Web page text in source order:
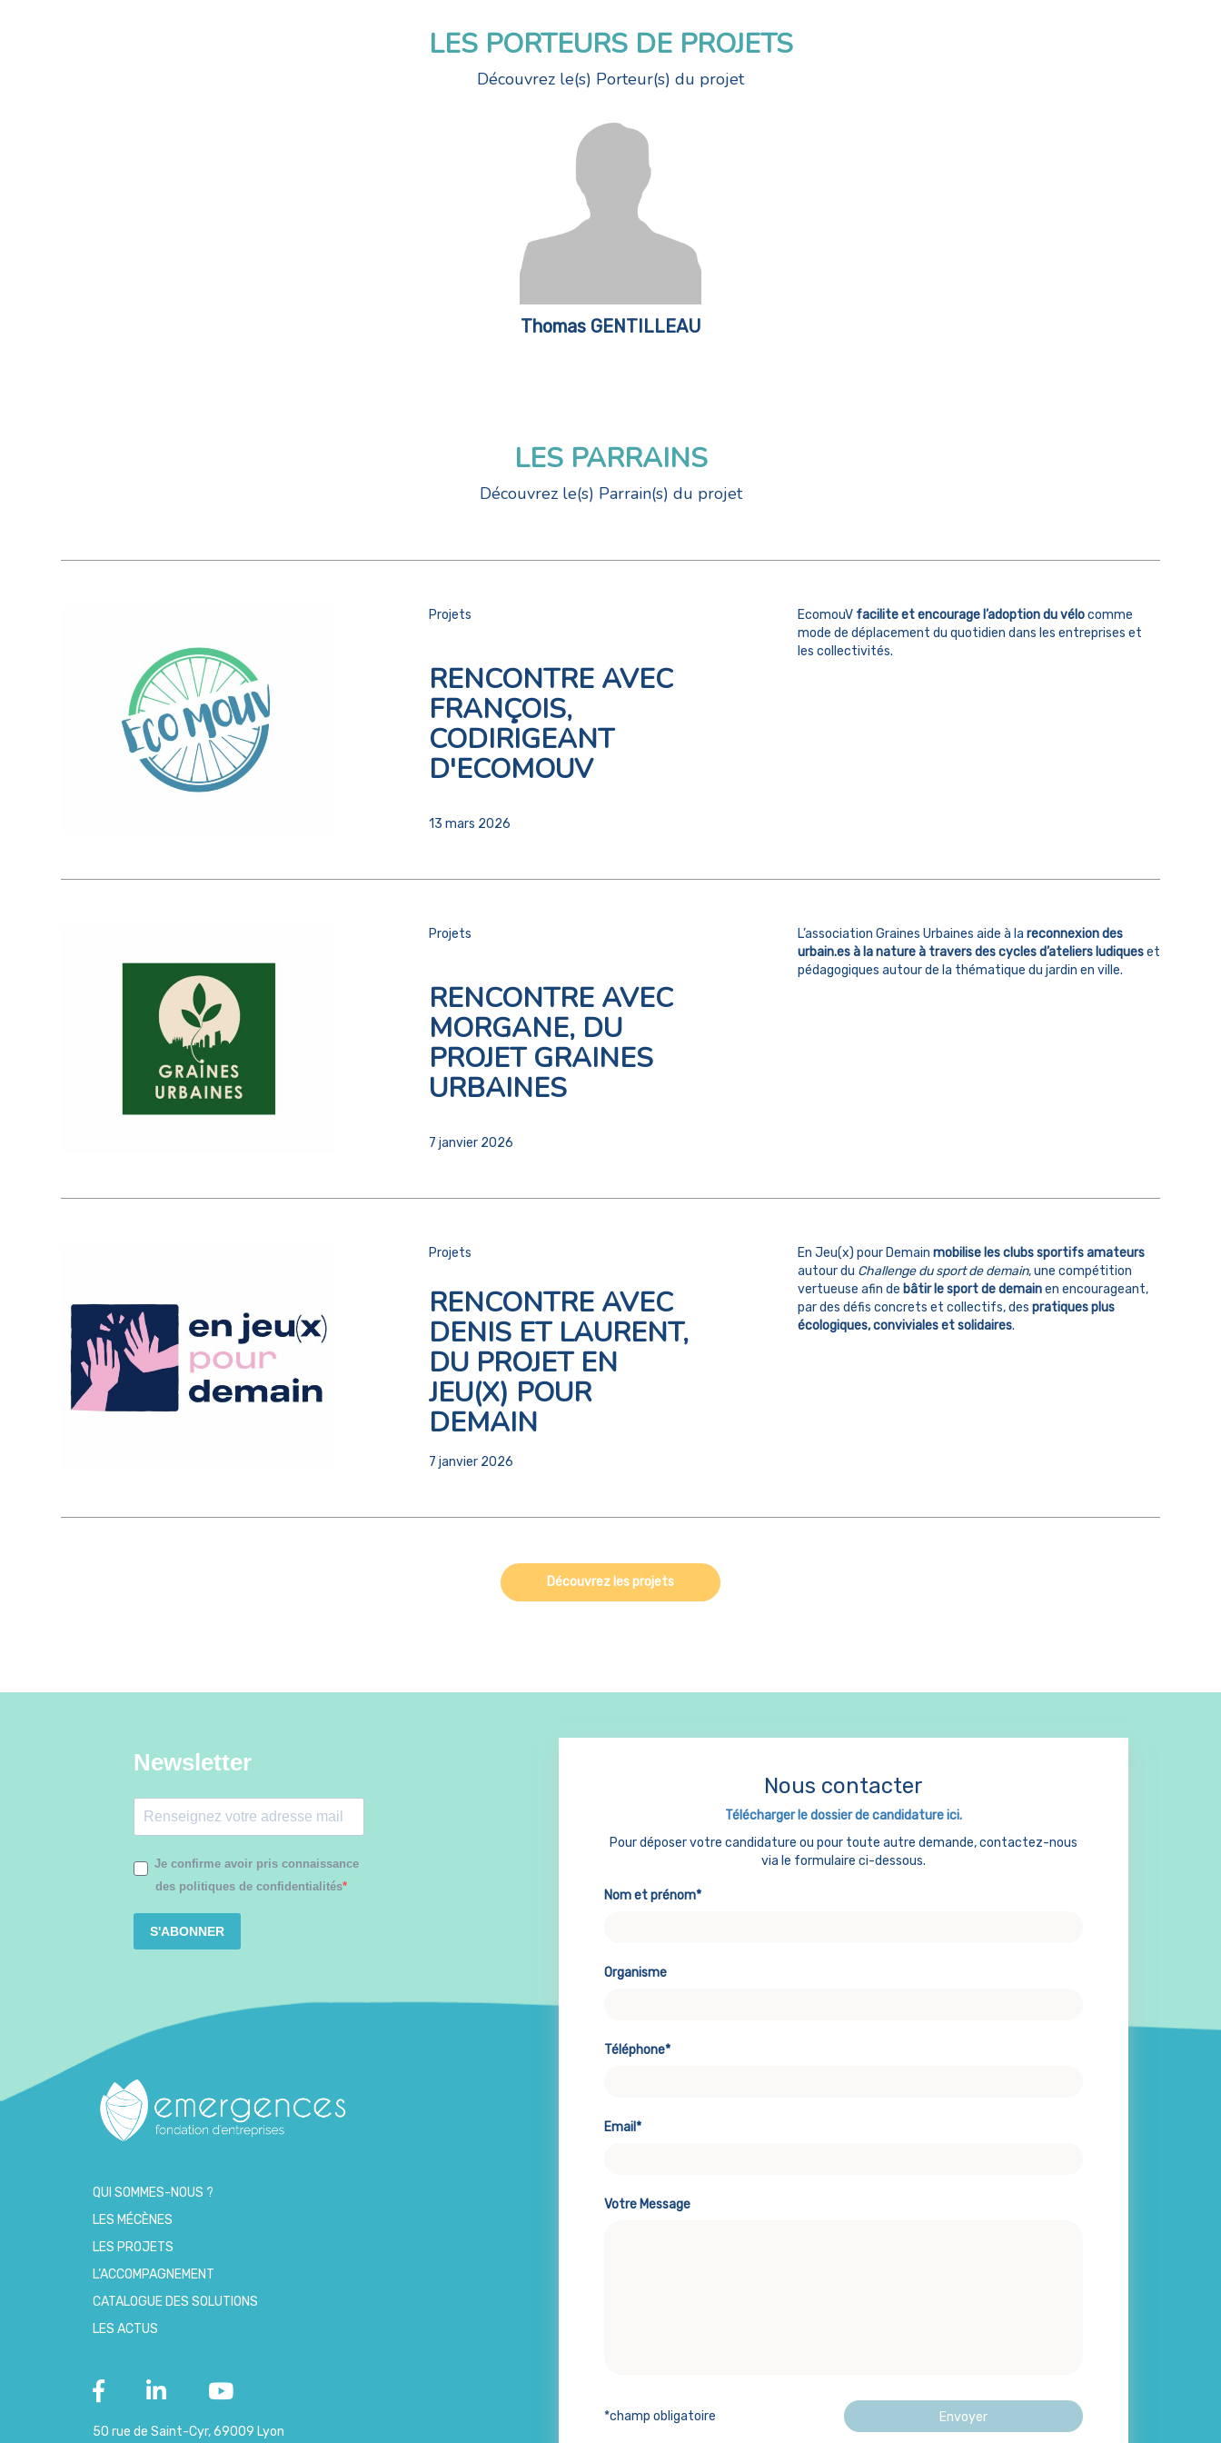
LES PORTEURS DE PROJETS
Découvrez le(s) Porteur(s) du projet
Thomas GENTILLEAU
LES PARRAINS
Découvrez le(s) Parrain(s) du projet
Projets
RENCONTRE AVEC
FRANÇOIS,
CODIRIGEANT
D'ECOMOUV
13 mars 2026
EcomouV facilite et encourage l’adoption du vélocomme
mode de déplacement du quotidien dans les entreprises et
les collectivités.
Projets
RENCONTRE AVEC
MORGANE, DU
PROJET GRAINES
URBAINES
7 janvier 2026
L’association Graines Urbaines aide à la reconnexion des
urbain.es à la nature à travers des cycles d’ateliers ludiqueset
pédagogiques autour de la thématique du jardin en ville.
Projets
RENCONTRE AVEC
DENIS ET LAURENT,
DU PROJET EN
JEU(X) POUR
DEMAIN
7 janvier 2026
En Jeu(x) pour Demain mobilise les clubs sportifs amateurs
autour du Challenge du sport de demain, une compétition
vertueuse afin de bâtir le sport de demainen encourageant,
par des défis concrets et collectifs, des pratiques plus
écologiques, conviviales et solidaires.
Découvrez les projets
Newsletter
Je confirme avoir pris connaissance
des politiques de confidentialités
S'ABONNER
QUI SOMMES-NOUS ?
LES MÉCÈNES
LES PROJETS
L’ACCOMPAGNEMENT
CATALOGUE DES SOLUTIONS
LES ACTUS
50 rue de Saint-Cyr, 69009 Lyon
Nous contacter
Télécharger le dossier de candidature ici.
Pour déposer votre candidature ou pour toute autre demande, contactez-nous
via le formulaire ci-dessous.
Nom et prénom*
Organisme
Téléphone*
Email*
Votre Message
*champ obligatoire